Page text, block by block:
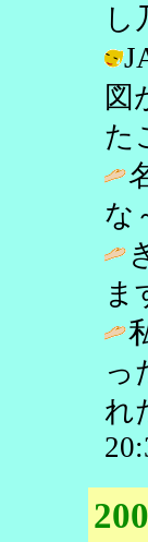
し
図
た
な
ま
っ
れ